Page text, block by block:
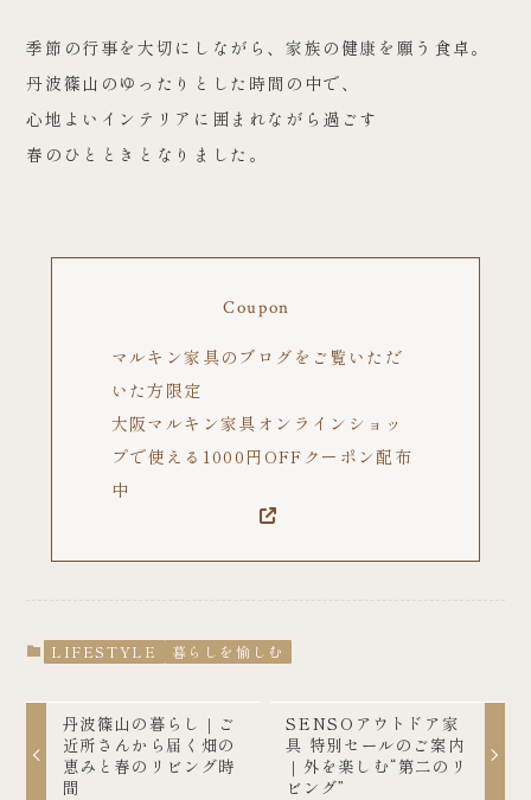
季節の行事を大切にしながら、家族の健康を願う食卓。
丹波篠山のゆったりとした時間の中で、
心地よいインテリアに囲まれながら過ごす
春のひとときとなりました。
Coupon
マルキン家具のブログをご覧いただ
いた方限定
大阪マルキン家具オンラインショッ
プで使える1000円OFFクーポン配布
中
LIFESTYLE 暮らしを愉しむ
丹波篠山の暮らし｜ご
近所さんから届く畑の
恵みと春のリビング時
間
SENSOアウトドア家
具 特別セールのご案内
｜外を楽しむ“第二のリ
ビング”